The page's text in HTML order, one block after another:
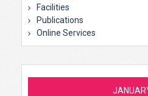
Facilities
Publications
Online Services